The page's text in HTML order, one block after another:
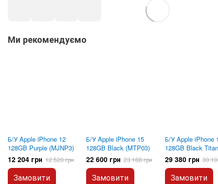
Ми рекомендуємо
Б/У Apple iPhone 12
128GB Purple (MJNP3)
12 204 грн 12 520 грн
Замовити
Б/У Apple iPhone 15
128GB Black (MTP03)
22 600 грн 23 188 грн
Замовити
Б/У Apple iPhone
128GB Black
(MTUV3)
29 380 грн 30
Замовити